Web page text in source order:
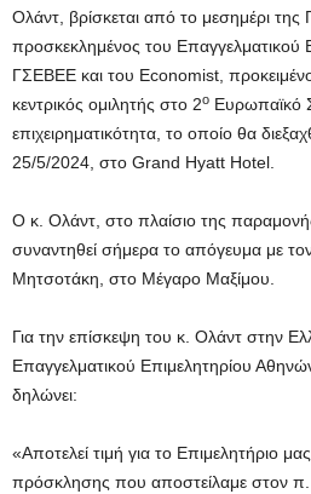
Ολάντ, βρίσκεται από το μεσημέρι
προσκεκλημένος του Επαγγελματικού
ΓΣΕΒΕΕ και του Economist,
κεντρικός ομιλητής στο 2ο Ευρωπαϊκό
επιχειρηματικότητα, το οποίο θα
25/5/2024, στο Grand Hyatt Hotel.
Ο κ. Ολάντ, στο πλαίσιο της
συναντηθεί σήμερα το απόγευμα με
Μητσοτάκη, στο Μέγαρο Μαξίμου.
Για την επίσκεψη του κ. Ολάντ στην
Επαγγελματικού Επιμελητηρίου
δηλώνει:
«Αποτελεί τιμή για το Επιμελητήριο
πρόσκλησης που αποστείλαμε στον π.